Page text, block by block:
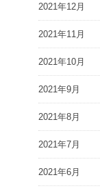
2021年12月
2021年11月
2021年10月
2021年9月
2021年8月
2021年7月
2021年6月